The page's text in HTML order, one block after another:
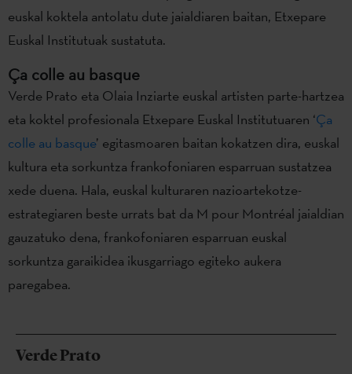
euskal koktela antolatu dute jaialdiaren baitan, Etxepare
Euskal Institutuak sustatuta.
Ça colle au basque
Verde Prato eta Olaia Inziarte euskal artisten parte-hartzea
eta koktel profesionala Etxepare Euskal Institutuaren ‘Ça
colle au basque’ egitasmoaren baitan kokatzen dira, euskal
kultura eta sorkuntza frankofoniaren esparruan sustatzea
xede duena. Hala, euskal kulturaren nazioartekotze-
estrategiaren beste urrats bat da M pour Montréal jaialdian
gauzatuko dena, frankofoniaren esparruan euskal
sorkuntza garaikidea ikusgarriago egiteko aukera
paregabea.
Verde Prato